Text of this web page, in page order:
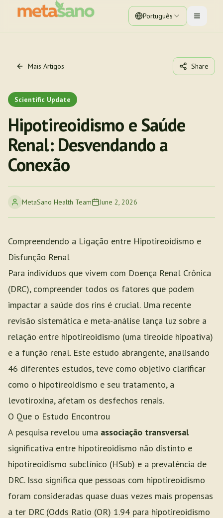
Português Toggle
Mais Artigos Share
Scientific Update
Hipotireoidismo e Saúde
Renal: Desvendando a
Conexão
MetaSano Health Team June 2, 2026
Compreendendo a Ligação entre Hipotireoidismo e
Disfunção Renal
Para indivíduos que vivem com Doença Renal Crônica
(DRC), compreender todos os fatores que podem
impactar a saúde dos rins é crucial. Uma recente
revisão sistemática e meta-análise lança luz sobre a
relação entre hipotireoidismo (uma tireoide hipoativa)
e a função renal. Este estudo abrangente, analisando
46 diferentes estudos, teve como objetivo clarificar
como o hipotireoidismo e seu tratamento, a
levotiroxina, afetam os desfechos renais.
O Que o Estudo Encontrou
A pesquisa revelou uma associação transversal
significativa entre hipotireoidismo não distinto e
hipotireoidismo subclínico (HSub) e a prevalência de
DRC. Isso significa que pessoas com hipotireoidismo
foram consideradas quase duas vezes mais propensas
a ter DRC (Odds Ratio (OR) 1.94 para hipotireoidismo